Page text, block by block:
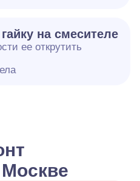
на смесителе
ее открутить